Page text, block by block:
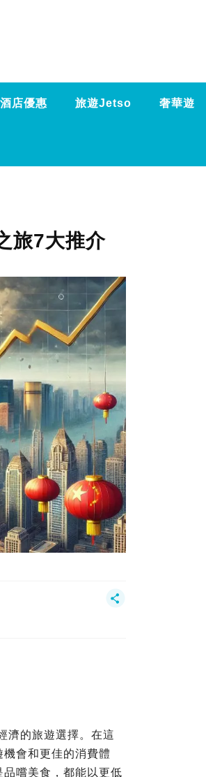
酒店優惠 旅遊Jetso 奢華遊
旅7大推介
濟的旅遊選擇。在這
會和更佳的消費體
嚐美食，都能以更低